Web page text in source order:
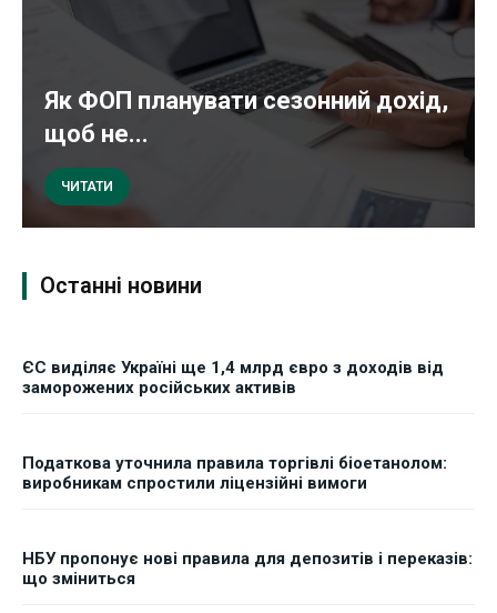
Як ФОП планувати сезонний дохід,
щоб не...
ЧИТАТИ
Останні новини
ЄС виділяє Україні ще 1,4 млрд євро з доходів від
заморожених російських активів
Податкова уточнила правила торгівлі біоетанолом:
виробникам спростили ліцензійні вимоги
НБУ пропонує нові правила для депозитів і переказів:
що зміниться